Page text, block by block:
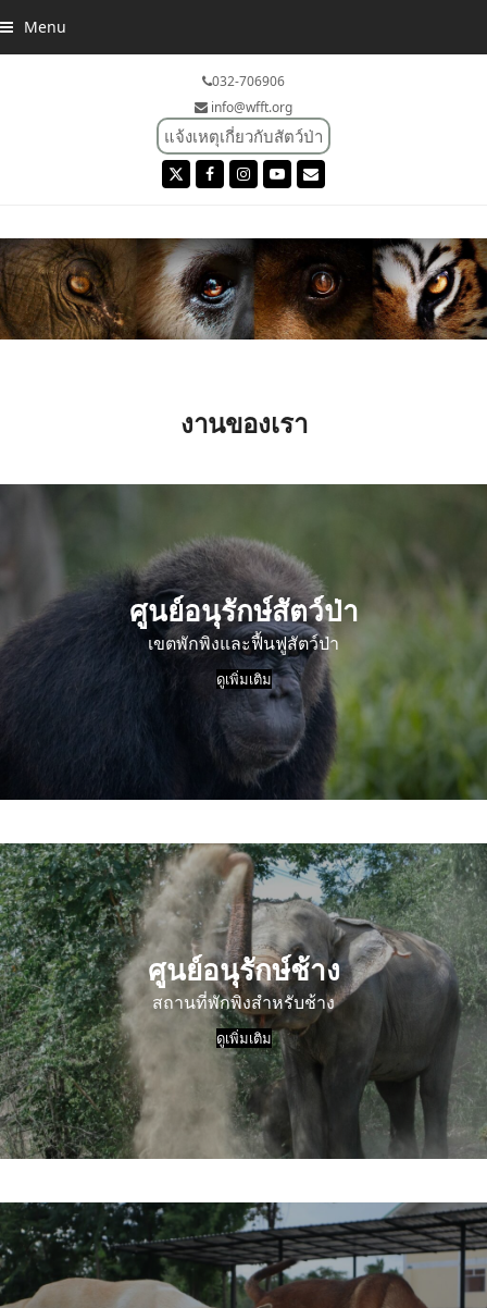
Menu
032-706906
info@wfft.org
แจ้งเหตุเกี่ยวกับสัตว์ป่า
TwitterFacebookInstagram
YouTube
Email
งานของเรา
ศูนย์อนุรักษ์สัตว์ป่า
เขตพักพิงและฟื้นฟูสัตว์ป่า
ดูเพิ่มเติม
ศูนย์อนุรักษ์ช้าง
สถานที่พักพิงสำหรับช้าง
ดูเพิ่มเติม